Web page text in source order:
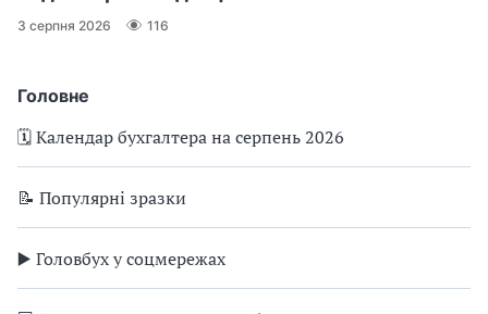
Головне
🗓️ Календар бухгалтера на серпень 2026
📝 Популярні зразки
▶️ Головбух у соцмережах
3 серпня 2026 116